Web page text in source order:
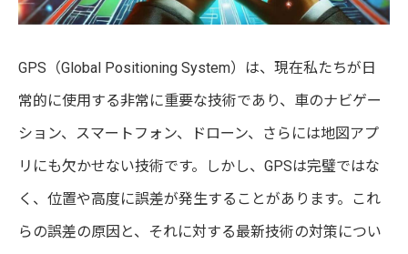
GPS（Global Positioning System）は、現在私たちが日
常的に使用する非常に重要な技術であり、車のナビゲー
ション、スマートフォン、ドローン、さらには地図アプ
リにも欠かせない技術です。しかし、GPSは完璧ではな
く、位置や高度に誤差が発生することがあります。これ
らの誤差の原因と、それに対する最新技術の対策につい